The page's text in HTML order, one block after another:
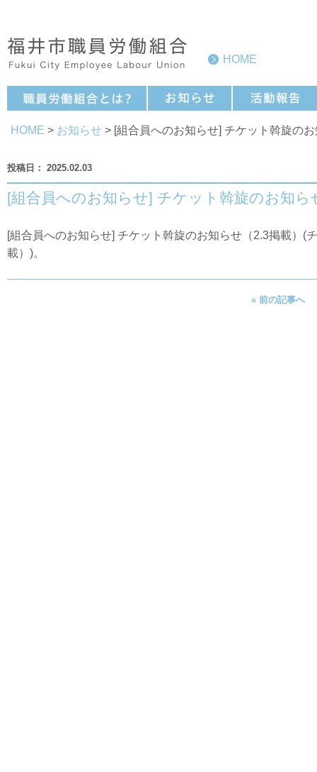
HOME
HOME > お知らせ > [組合員へのお知らせ] チケット斡旋の
2025.02.03
[組合員へのお知らせ] チケット斡旋のお知ら
[組合員へのお知らせ] チケット斡旋のお知らせ（2.3掲載）(
載） )。
« 前の記事へ